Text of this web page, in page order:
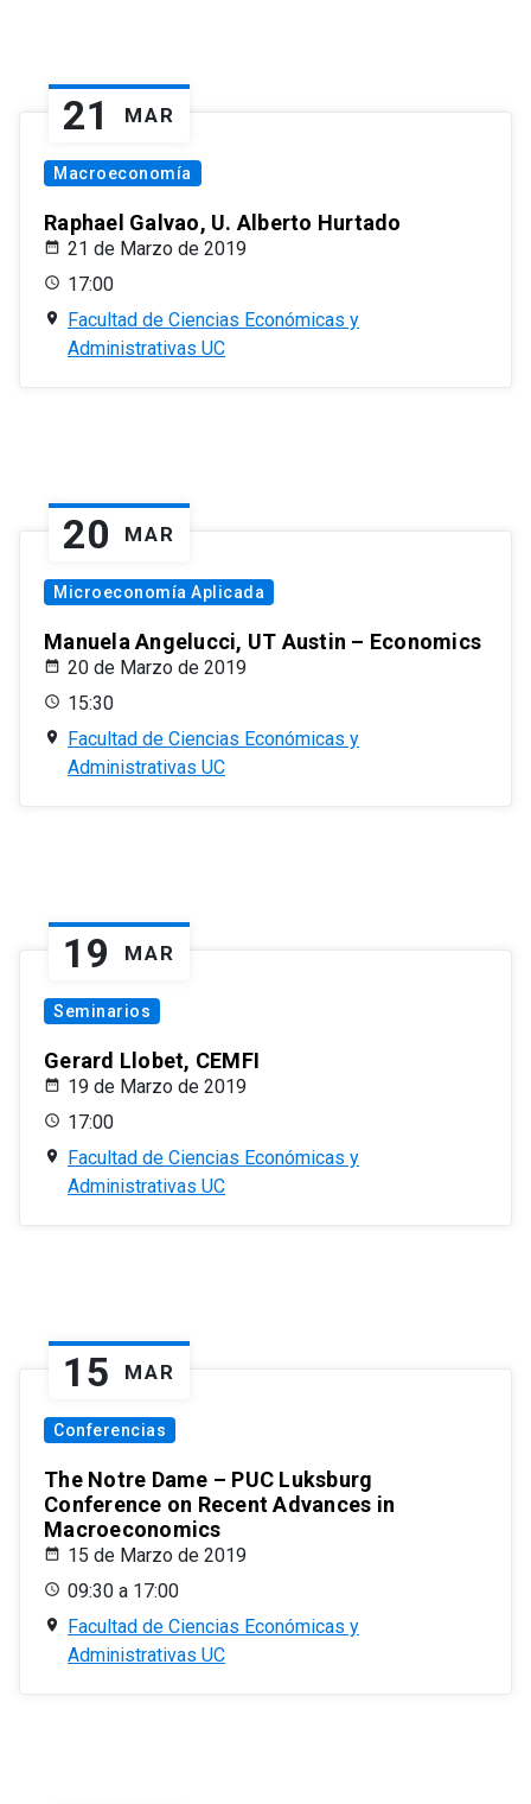
21 MAR
Macroeconomía
Raphael Galvao, U. Alberto Hurtado
21 de Marzo de 2019
17:00
Facultad de Ciencias Económicas y
Administrativas UC
20 MAR
Microeconomía Aplicada
Manuela Angelucci, UT Austin – Economics
20 de Marzo de 2019
15:30
Facultad de Ciencias Económicas y
Administrativas UC
19 MAR
Seminarios
Gerard Llobet, CEMFI
19 de Marzo de 2019
17:00
Facultad de Ciencias Económicas y
Administrativas UC
15 MAR
Conferencias
The Notre Dame – PUC Luksburg
Conference on Recent Advances in
Macroeconomics
15 de Marzo de 2019
09:30 a 17:00
Facultad de Ciencias Económicas y
Administrativas UC